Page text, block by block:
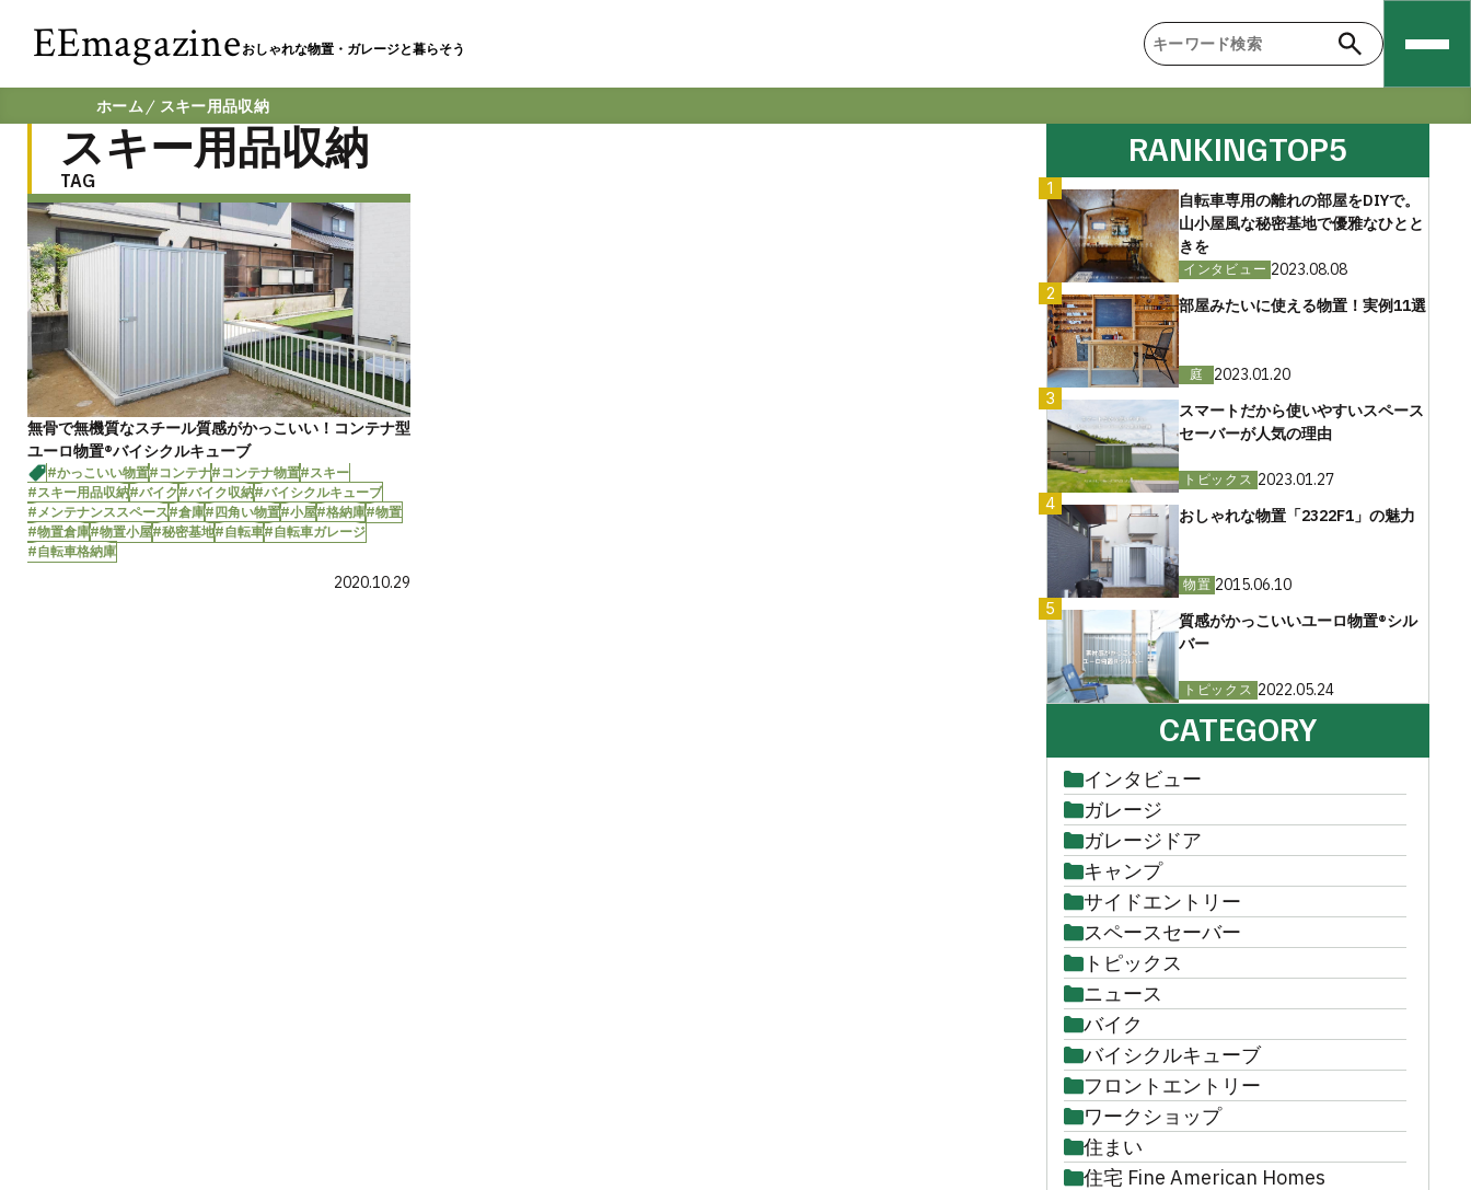
EEmagazine おしゃれな物置・ガレージと暮らそう
ホーム スキー用品収納
スキー用品収納
TAG
無骨で無機質なスチール質感がかっこいい！コンテナ型
ユーロ物置®︎バイシクルキューブ
#かっこいい物置#コンテナ#コンテナ物置#スキー
#スキー用品収納#バイク#バイク収納#バイシクルキューブ
#メンテナンススペース#倉庫#四角い物置#小屋#格納庫#物置
#物置倉庫#物置小屋#秘密基地#自転車#自転車ガレージ
#自転車格納庫
2020.10.29
RANKINGTOP5
1
自転車専用の離れの部屋をDIYで。
山小屋風な秘密基地で優雅なひとと
きを
インタビュー 2023.08.08
2
部屋みたいに使える物置！実例11選
庭
2023.01.20
3
スマートだから使いやすいスペース
セーバーが人気の理由
トピックス 2023.01.27
4
おしゃれな物置「2322F1」の魅力
物置 2015.06.10
5
質感がかっこいいユーロ物置®︎シル
バー
トピックス 2022.05.24
CATEGORY
インタビュー
ガレージ
ガレージドア
キャンプ
サイドエントリー
スペースセーバー
トピックス
ニュース
バイク
バイシクルキューブ
フロントエントリー
ワークショップ
住まい
住宅 Fine American Homes